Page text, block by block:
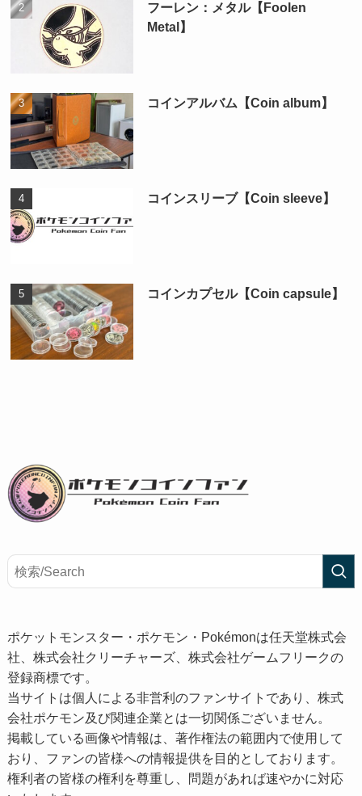
フーレン：メタル【Foolen
Metal】
コインアルバム【Coin album】
コインスリーブ【Coin sleeve】
コインカプセル【Coin capsule】
ポケットモンスター・ポケモン・Pokémonは任天堂株式会
社、株式会社クリーチャーズ、株式会社ゲームフリークの
登録商標です。
当サイトは個人による非営利のファンサイトであり、株式
会社ポケモン及び関連企業とは一切関係ございません。
掲載している画像や情報は、著作権法の範囲内で使用して
おり、ファンの皆様への情報提供を目的としております。
権利者の皆様の権利を尊重し、問題があれば速やかに対応